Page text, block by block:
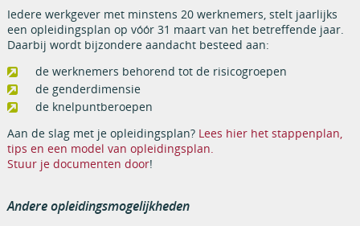
Iedere werkgever met minstens 20 werknemers, stelt jaarlijks
een opleidingsplan op vóór 31 maart van het betreffende jaar.
Daarbij wordt bijzondere aandacht besteed aan:
de werknemers behorend tot de risicogroepen
de genderdimensie
de knelpuntberoepen
Aan de slag met je opleidingsplan? Lees hier het stappenplan,
tips en een model van opleidingsplan.
Stuur je documenten door!
Andere opleidingsmogelijkheden